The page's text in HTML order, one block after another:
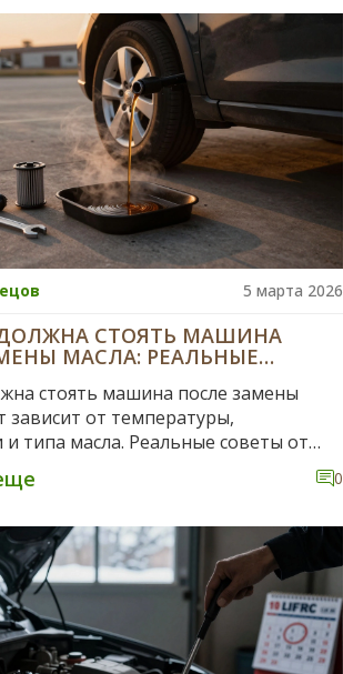
5 марта 2026
СТОЯТЬ МАШИНА
МАСЛА: РЕАЛЬНЫЕ
стоять машина после замены
зависит от температуры,
и типа масла. Реальные советы от
как избежать перелива,
двигателя.
0